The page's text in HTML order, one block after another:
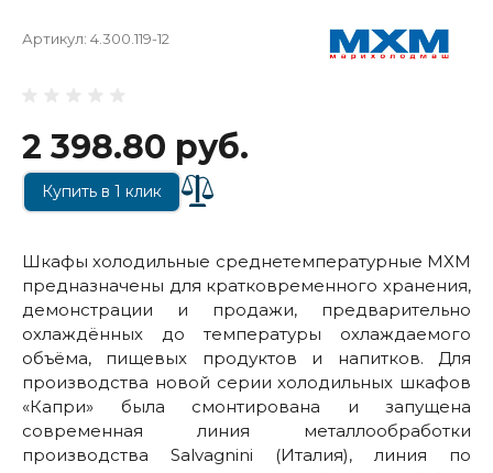
Артикул: 4.300.119-12
2 398.80 руб.
Купить в 1 клик
Шкафы холодильные среднетемпературные МХМ
предназначены для кратковременного хранения,
демонстрации и продажи, предварительно
охлаждённых до температуры охлаждаемого
объёма, пищевых продуктов и напитков. Для
производства новой cерии холодильных шкафов
«Капри» была смонтирована и запущена
современная линия металлообработки
производства Salvagnini (Италия), линия по